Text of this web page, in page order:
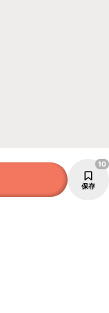
保存
10